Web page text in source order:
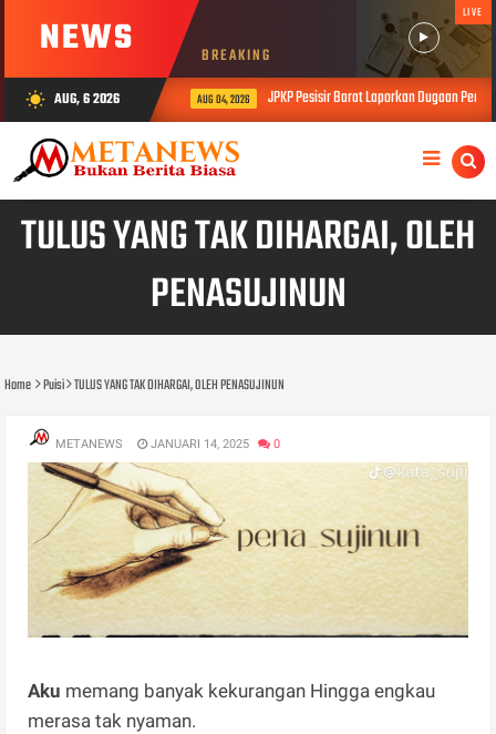
NEWS BREAKING
LIVE
wb_sunny AUG, 6 2026 AUG 04, 2026 JPKP Pesisir Barat Laporkan Dugaan
TULUS YANG TAK DIHARGAI, OLEH
PENASUJINUN
Home Puisi TULUS YANG TAK DIHARGAI, OLEH PENASUJINUN
METANEWS JANUARI 14, 2025 0
Aku memang banyak kekurangan Hingga engkau
merasa tak nyaman.